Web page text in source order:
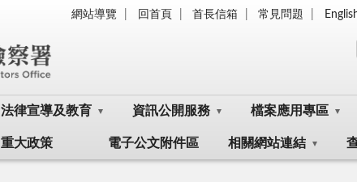
網站導覽 回首頁 首長信箱 常見問題
法律宣導及教育 資訊公開服務 檔案應用專區
重大政策 電子公文附件區 相關網站連結